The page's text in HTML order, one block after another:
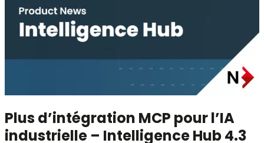
Plus d’intégration MCP pour l’IA
industrielle – Intelligence Hub 4.3